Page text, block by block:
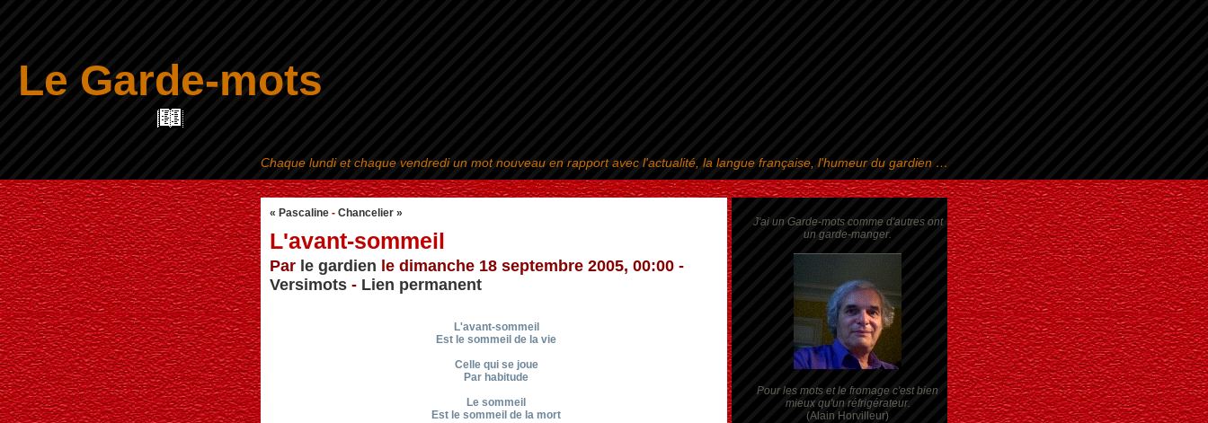
Le Garde-mots
Aller au contenu|Aller au menu|Aller à la recherche
« Pascaline - Chancelier »
L'avant-sommeil
Par le gardien le dimanche 18 septembre 2005, 00:00 -
Versimots - Lien permanent
L'avant-sommeil
Est le sommeil de la vie
Celle qui se joue
Par habitude
Le sommeil
Est le sommeil de la mort
Chaque lundi et chaque vendredi un mot nouveau en rapport avec l'actualité, la langue française, l'humeur du gardien …
J'ai un Garde-mots comme d'autres ont
un garde-manger.
Pour les mots et le fromage c'est bien
mieux qu'un réfrigérateur.
(Alain Horvilleur)